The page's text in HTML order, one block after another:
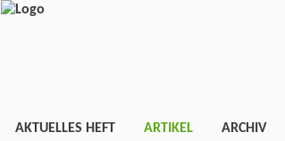
AKTUELLES HEFT ARTIKEL ARCHIV